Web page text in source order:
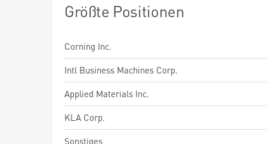
Größte Positionen
Corning Inc.
Intl Business Machines Corp.
Applied Materials Inc.
KLA Corp.
Sonstiges